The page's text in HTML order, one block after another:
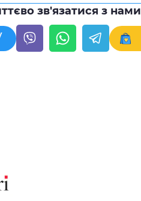
зв'язатися з нами